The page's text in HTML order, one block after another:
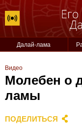
Далай-лама
Видео
Молебен о
ламы
ПОДЕЛИТЬСЯ